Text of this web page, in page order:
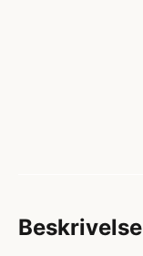
Beskrivelse